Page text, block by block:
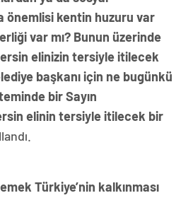
önemlisi kentin huzuru var
var mı? Bunun üzerinde
elinizin tersiyle itilecek
başkanı için ne bugünkü
bir Sayın
elinin tersiyle itilecek bir
Türkiye’nin kalkınması